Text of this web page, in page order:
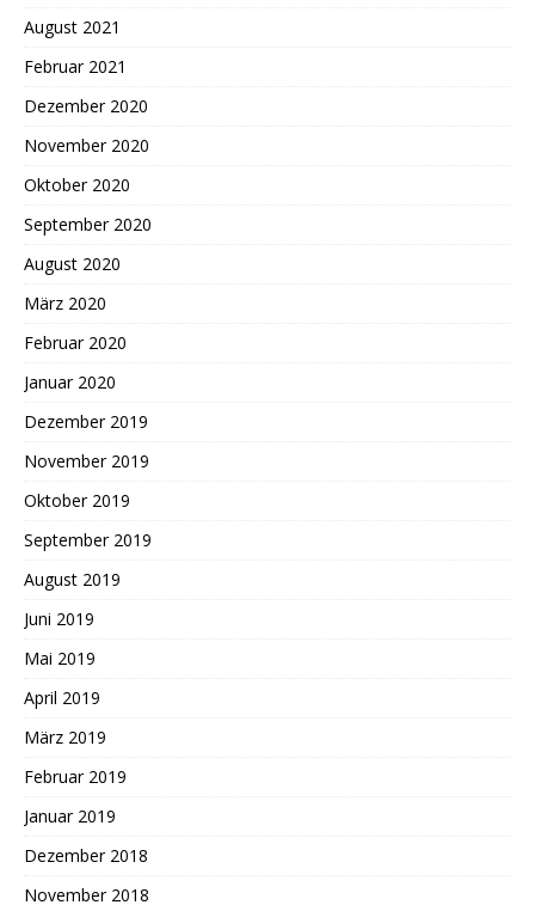
August 2021
Februar 2021
Dezember 2020
November 2020
Oktober 2020
September 2020
August 2020
März 2020
Februar 2020
Januar 2020
Dezember 2019
November 2019
Oktober 2019
September 2019
August 2019
Juni 2019
Mai 2019
April 2019
März 2019
Februar 2019
Januar 2019
Dezember 2018
November 2018